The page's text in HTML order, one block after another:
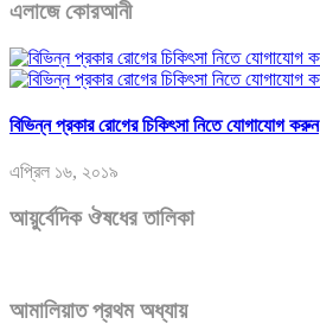
এলাজে কোরআনী
বিভিন্ন প্রকার রোগের চিকিৎসা নিতে যোগাযোগ করুন
এপ্রিল ১৬, ২০১৯
আয়ুর্বেদিক ঔষধের তালিকা
আমালিয়াত প্রথম অধ্যায়